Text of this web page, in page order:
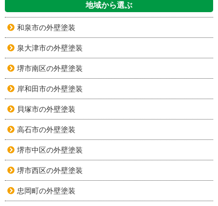
地域から選ぶ
和泉市の外壁塗装
泉大津市の外壁塗装
堺市南区の外壁塗装
岸和田市の外壁塗装
貝塚市の外壁塗装
高石市の外壁塗装
堺市中区の外壁塗装
堺市西区の外壁塗装
忠岡町の外壁塗装